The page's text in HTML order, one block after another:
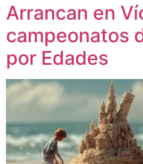
Arrancan en
campeonatos
por Edades